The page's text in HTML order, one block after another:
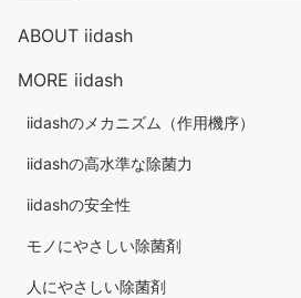
ABOUT iidash
MORE iidash
iidashのメカニズム（作用機序）
iidashの高水準な除菌力
iidashの安全性
モノにやさしい除菌剤
人にやさしい除菌剤